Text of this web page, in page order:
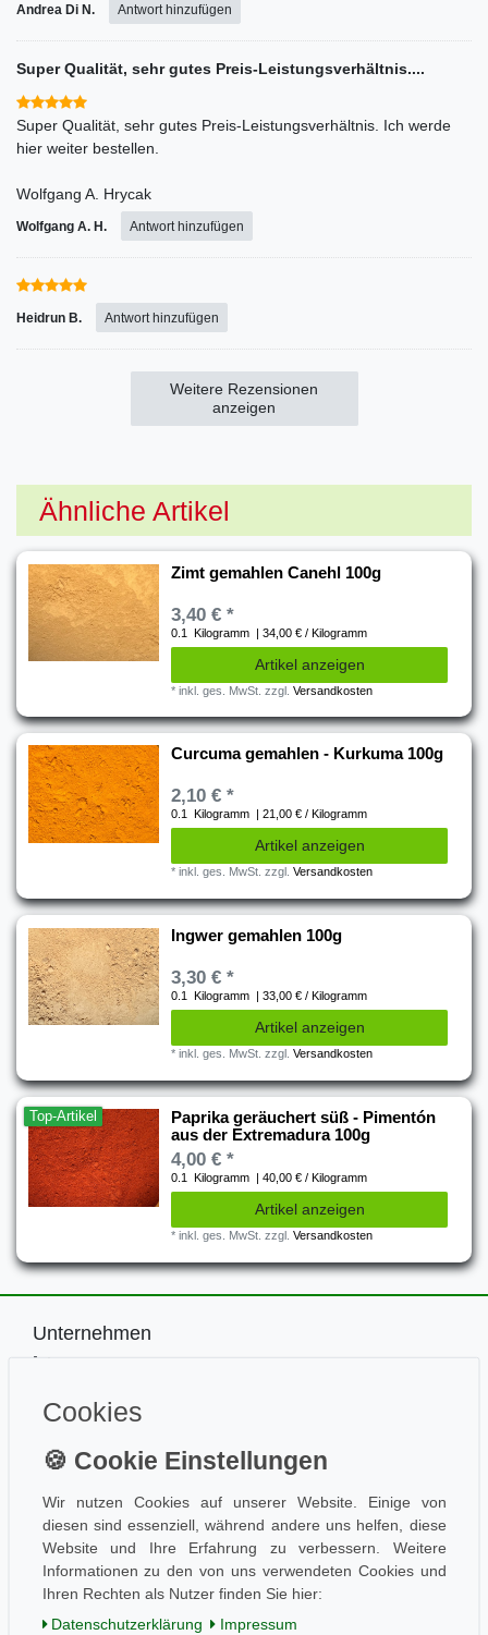
Andrea Di N. Antwort hinzufügen
Super Qualität, sehr gutes Preis-Leistungsverhältnis....
Super Qualität, sehr gutes Preis-Leistungsverhältnis. Ich werde
hier weiter bestellen.
Wolfgang A. Hrycak
Wolfgang A. H. Antwort hinzufügen
Heidrun B. Antwort hinzufügen
Weitere Rezensionen
anzeigen
Ähnliche Artikel
Zimt gemahlen Canehl 100g
3,40 € *
0.1 Kilogramm | 34,00 € / Kilogramm
Artikel anzeigen
*inkl. ges. MwSt. zzgl.Versandkosten
Curcuma gemahlen - Kurkuma 100g
2,10 € *
0.1 Kilogramm | 21,00 € / Kilogramm
Artikel anzeigen
*inkl. ges. MwSt. zzgl.Versandkosten
Ingwer gemahlen 100g
3,30 € *
0.1 Kilogramm | 33,00 € / Kilogramm
Artikel anzeigen
*inkl. ges. MwSt. zzgl.Versandkosten
Top-Artikel
Paprika geräuchert süß - Pimentón
aus der Extremadura 100g
4,00 € *
0.1 Kilogramm | 40,00 € / Kilogramm
Artikel anzeigen
*inkl. ges. MwSt. zzgl.Versandkosten
Unternehmen
Impressum
Datenschutz
Information
Wissen
Aktuelles
Folge uns
Einkaufen
Cookies
Wir nutzen Cookies auf unserer Website. Einige von
diesen sind essenziell, während andere uns helfen, diese
Website und Ihre Erfahrung zu verbessern. Weitere
Informationen zu den von uns verwendeten Cookies und
Ihren Rechten als Nutzer finden Sie hier:
Daten­schutz­erklärung
Impressum